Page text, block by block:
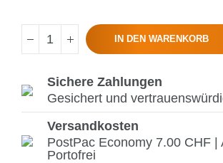
IN DEN WARENKORB
Sichere Zahlungen
Gesichert und
Versandkosten
PostPac Economy 7.00 CHF |
Portofrei